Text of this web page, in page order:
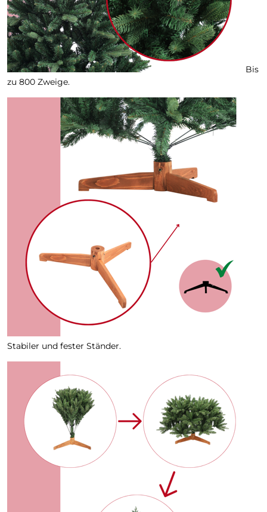
Bis
zu 800 Zweige.
Stabiler und fester Ständer.